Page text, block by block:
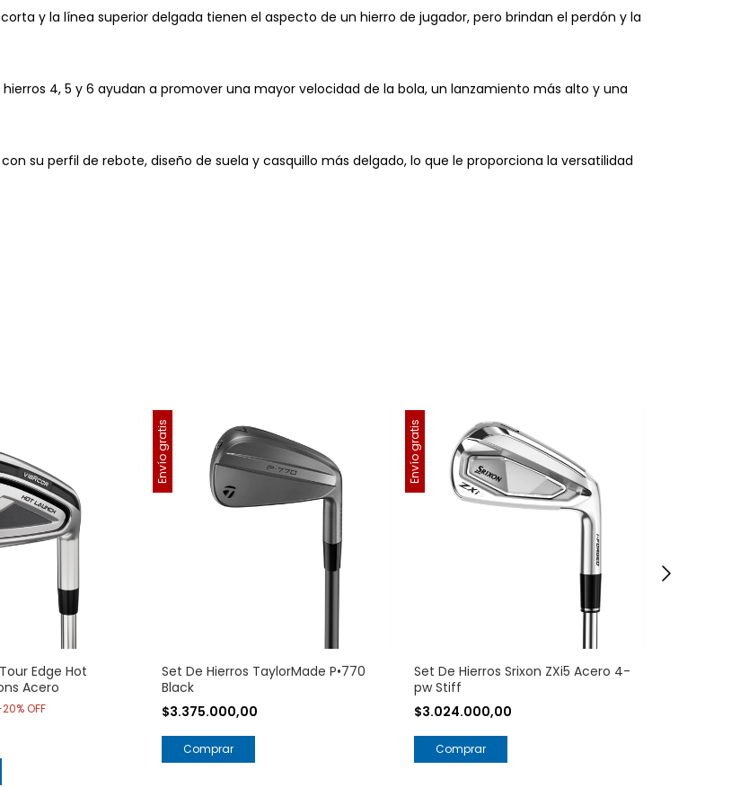
y la línea superior delgada tienen el aspecto de un hierro de jugador, pero brindan el perdón y la
4, 5 y 6 ayudan a promover una mayor velocidad de la bola, un lanzamiento más alto y una
su perfil de rebote, diseño de suela y casquillo más delgado, lo que le proporciona la versatilidad
Edge Hot
Acero
20%OFF
Envío gratis
Set De Hierros TaylorMade P•770
Black
$3.375.000,00
Comprar
Envío gratis
Set De Hierros Srixon ZXi5 Acero 4-
pw Stiff
$3.024.000,00